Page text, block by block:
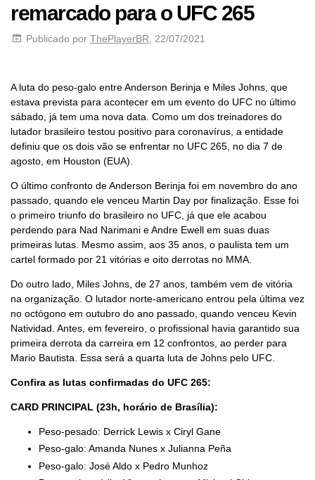
remarcado para o UFC 265
Publicado por ThePlayerBR , 22/07/2021
A luta do peso-galo entre Anderson Berinja e Miles Johns, que
estava prevista para acontecer em um evento do UFC no último
sábado, já tem uma nova data. Como um dos treinadores do
lutador brasileiro testou positivo para coronavírus, a entidade
definiu que os dois vão se enfrentar no UFC 265, no dia 7 de
agosto, em Houston (EUA).
O último confronto de Anderson Berinja foi em novembro do ano
passado, quando ele venceu Martin Day por finalização. Esse foi
o primeiro triunfo do brasileiro no UFC, já que ele acabou
perdendo para Nad Narimani e Andre Ewell em suas duas
primeiras lutas. Mesmo assim, aos 35 anos, o paulista tem um
cartel formado por 21 vitórias e oito derrotas no MMA.
Do outro lado, Miles Johns, de 27 anos, também vem de vitória
na organização. O lutador norte-americano entrou pela última vez
no octógono em outubro do ano passado, quando venceu Kevin
Natividad. Antes, em fevereiro, o profissional havia garantido sua
primeira derrota da carreira em 12 confrontos, ao perder para
Mario Bautista. Essa será a quarta luta de Johns pelo UFC.
Confira as lutas confirmadas do UFC 265:
CARD PRINCIPAL (23h, horário de Brasília):
Peso-pesado: Derrick Lewis x Ciryl Gane
Peso-galo: Amanda Nunes x Julianna Peña
Peso-galo: José Aldo x Pedro Munhoz